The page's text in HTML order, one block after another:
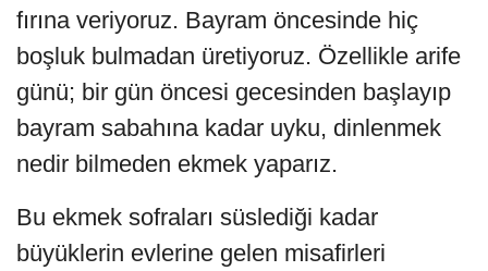
fırına veriyoruz. Bayram öncesinde hiç
boşluk bulmadan üretiyoruz. Özellikle arife
günü; bir gün öncesi gecesinden başlayıp
bayram sabahına kadar uyku, dinlenmek
nedir bilmeden ekmek yaparız.
Bu ekmek sofraları süslediği kadar
büyüklerin evlerine gelen misafirleri